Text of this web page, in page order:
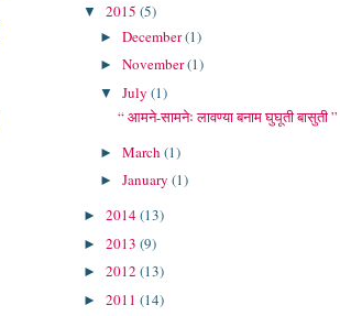
▼ 2015 (5)
►December(1)
►November(1)
▼July(1)
“ आमने-सामनेः लावण्या बनाम घुघूती बासुती ”
►March(1)
►January(1)
► 2014(13)
► 2013 (9)
► 2012 (13)
► 2011 (14)